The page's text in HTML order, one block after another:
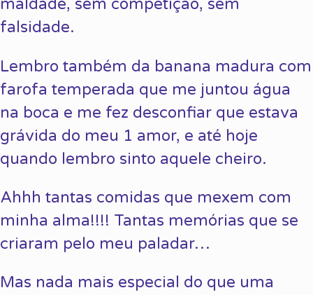
maldade, sem competição, sem
falsidade.
Lembro também da banana madura com
farofa temperada que me juntou água
na boca e me fez desconfiar que estava
grávida do meu 1 amor, e até hoje
quando lembro sinto aquele cheiro.
Ahhh tantas comidas que mexem com
minha alma!!!! Tantas memórias que se
criaram pelo meu paladar…
Mas nada mais especial do que uma